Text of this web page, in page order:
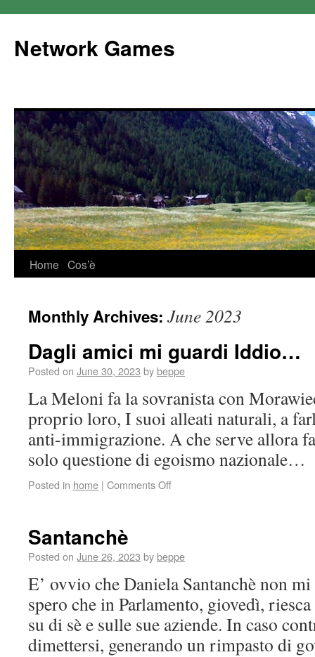
Network Games
Home Cos’è
Monthly Archives: June 2023
Dagli amici mi guardi Iddio…
Posted on June 30, 2023 bybeppe
La Meloni fa la sovranista con
proprio loro, I suoi alleati naturali, a
anti-immigrazione. A che serve allora
solo questione di egoismo nazionale…
Posted in home | Comments Off
Santanchè
Posted on June 26, 2023 bybeppe
E’ ovvio che Daniela Santanchè non
spero che in Parlamento, giovedì,
su di sè e sulle sue aziende. In caso
dimettersi, generando un rimpasto di